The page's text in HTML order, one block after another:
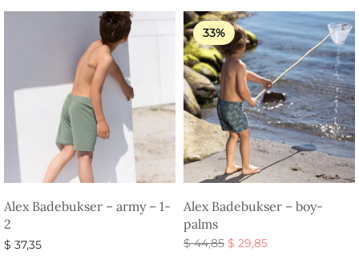
pris var:pris er:
$ 31,35.
Alex Badebukser – army – 1-
2
$ 37,35
33%
Alex Badebukser – boy-
palms
$44,85 Den
$ 29,85Den